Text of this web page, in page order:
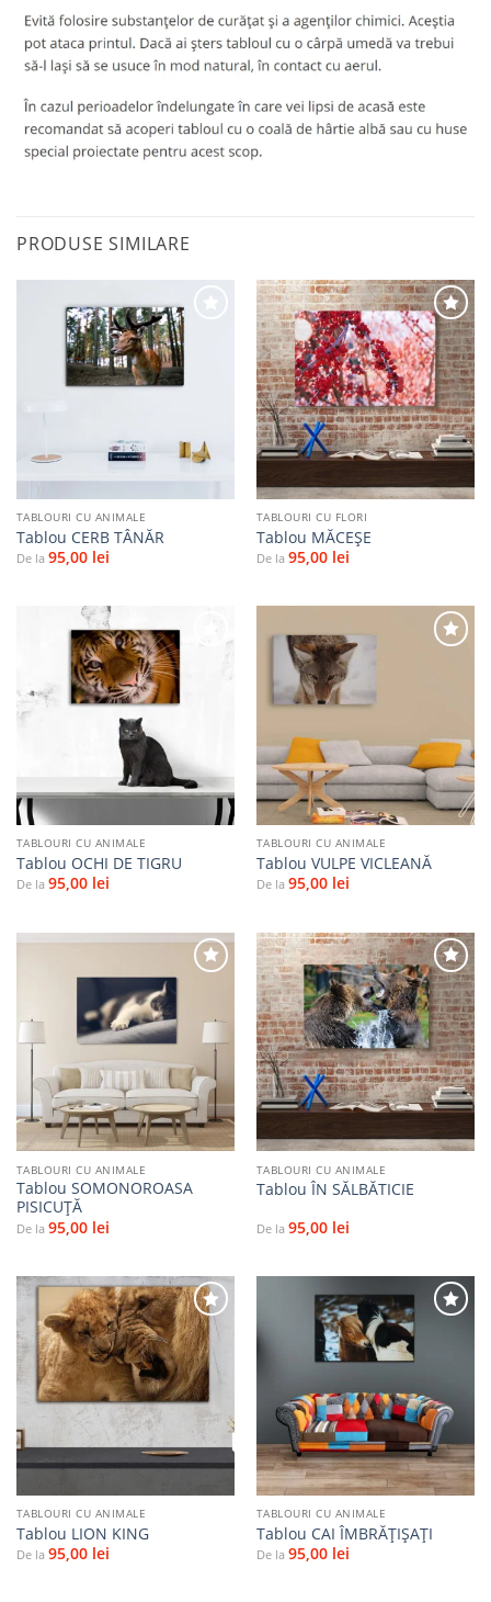
PRODUSE SIMILARE
Adaugă
TABLOURI CU ANIMALE
Tablou CERB TÂNĂR
De la 95,00 lei
Adaugă
la
favorite
TABLOURI CU FLORI
Tablou MĂCEŞE
De la 95,00 lei
Adaugă
TABLOURI CU ANIMALE
Tablou OCHI DE TIGRU
De la 95,00 lei
TABLOURI CU ANIMALE
Tablou VULPE VICLEANĂ
De la 95,00 lei
Adaugă
la
favorite
TABLOURI CU ANIMALE
Tablou SOMONOROASA
PISICUȚĂ
De la 95,00 lei
Adaugă
la
favorite
TABLOURI CU ANIMALE
Tablou ÎN SĂLBĂTICIE
De la 95,00 lei
Adaugă
la
favorite
TABLOURI CU ANIMALE
Tablou LION KING
De la 95,00 lei
favorite
TABLOURI CU ANIMALE
Tablou CAI ÎMBRĂȚIȘAȚI
De la 95,00 lei